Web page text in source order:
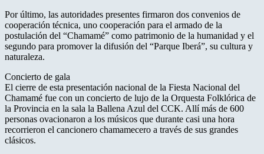
Por último, las autoridades presentes firmaron dos convenios de
cooperación técnica, uno cooperación para el armado de la
postulación del “Chamamé” como patrimonio de la humanidad y el
segundo para promover la difusión del “Parque Iberá”, su cultura y
naturaleza.
Concierto de gala
El cierre de esta presentación nacional de la Fiesta Nacional del
Chamamé fue con un concierto de lujo de la Orquesta Folklórica de
la Provincia en la sala la Ballena Azul del CCK. Allí más de 600
personas ovacionaron a los músicos que durante casi una hora
recorrieron el cancionero chamamecero a través de sus grandes
clásicos.